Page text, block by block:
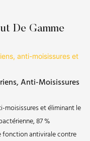
De Gamme
Anti-Moisissures
moisissures et éliminant le
87 %
fonction antivirale contre